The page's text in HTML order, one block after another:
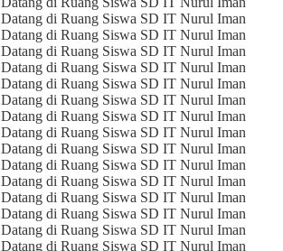
Datang di Ruang Siswa SD IT Nurul Iman
Datang di Ruang Siswa SD IT Nurul Iman
Datang di Ruang Siswa SD IT Nurul Iman
Datang di Ruang Siswa SD IT Nurul Iman
Datang di Ruang Siswa SD IT Nurul Iman
Datang di Ruang Siswa SD IT Nurul Iman
Datang di Ruang Siswa SD IT Nurul Iman
Datang di Ruang Siswa SD IT Nurul Iman
Datang di Ruang Siswa SD IT Nurul Iman
Datang di Ruang Siswa SD IT Nurul Iman
Datang di Ruang Siswa SD IT Nurul Iman
Datang di Ruang Siswa SD IT Nurul Iman
Datang di Ruang Siswa SD IT Nurul Iman
Datang di Ruang Siswa SD IT Nurul Iman
Datang di Ruang Siswa SD IT Nurul Iman